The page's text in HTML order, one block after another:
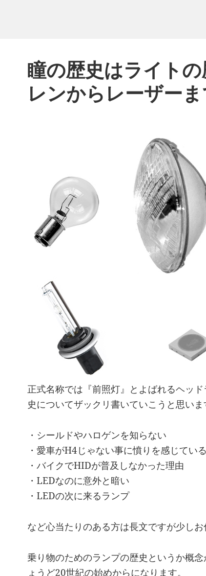
瞳の歴史はライト
レンからレーザーま
正式名称では『前照灯』とよばれるヘッ
史についてザックリ書いていこうと思いま
・シールドやハロゲンを知らない
・愛車がH4じゃない事に憤りを感じている
・バイクでHIDが普及しなかった理由
・LEDなのに意外と暗い
・LEDの次に来るランプ
など心当たりのある方は長文ですが少しお
乗り物のためのランプの歴史というか概
ょうど20世紀の始めからになります。